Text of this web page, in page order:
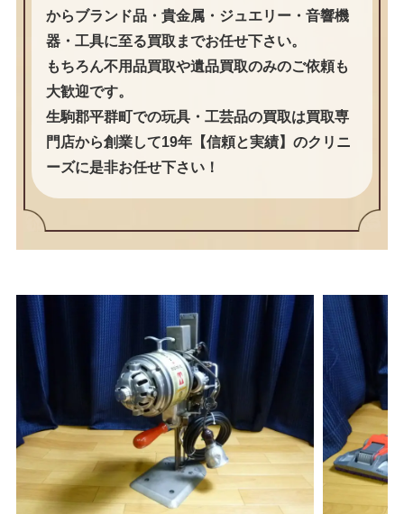
からブランド品・貴金属・ジュエリー・音響機
器・工具に至る買取までお任せ下さい。
もちろん不用品買取や遺品買取のみのご依頼も
大歓迎です。
生駒郡平群町での玩具・工芸品の買取は買取専
門店から創業して19年【信頼と実績】のクリニ
ーズに是非お任せ下さい！